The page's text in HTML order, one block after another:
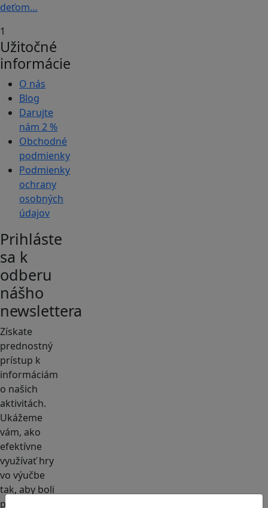
deťom…
1
Užitočné
informácie
O nás
Blog
Darujte
nám 2 %
Obchodné
podmienky
Podmienky
ochrany
osobných
údajov
Prihláste
sa k
odberu
nášho
newslettera
Získate
prednostný
prístup k
informáciám
o našich
aktivitách.
Ukážeme
vám, ako
efektívne
využívať hry
vo výučbe
tak, aby boli
pre